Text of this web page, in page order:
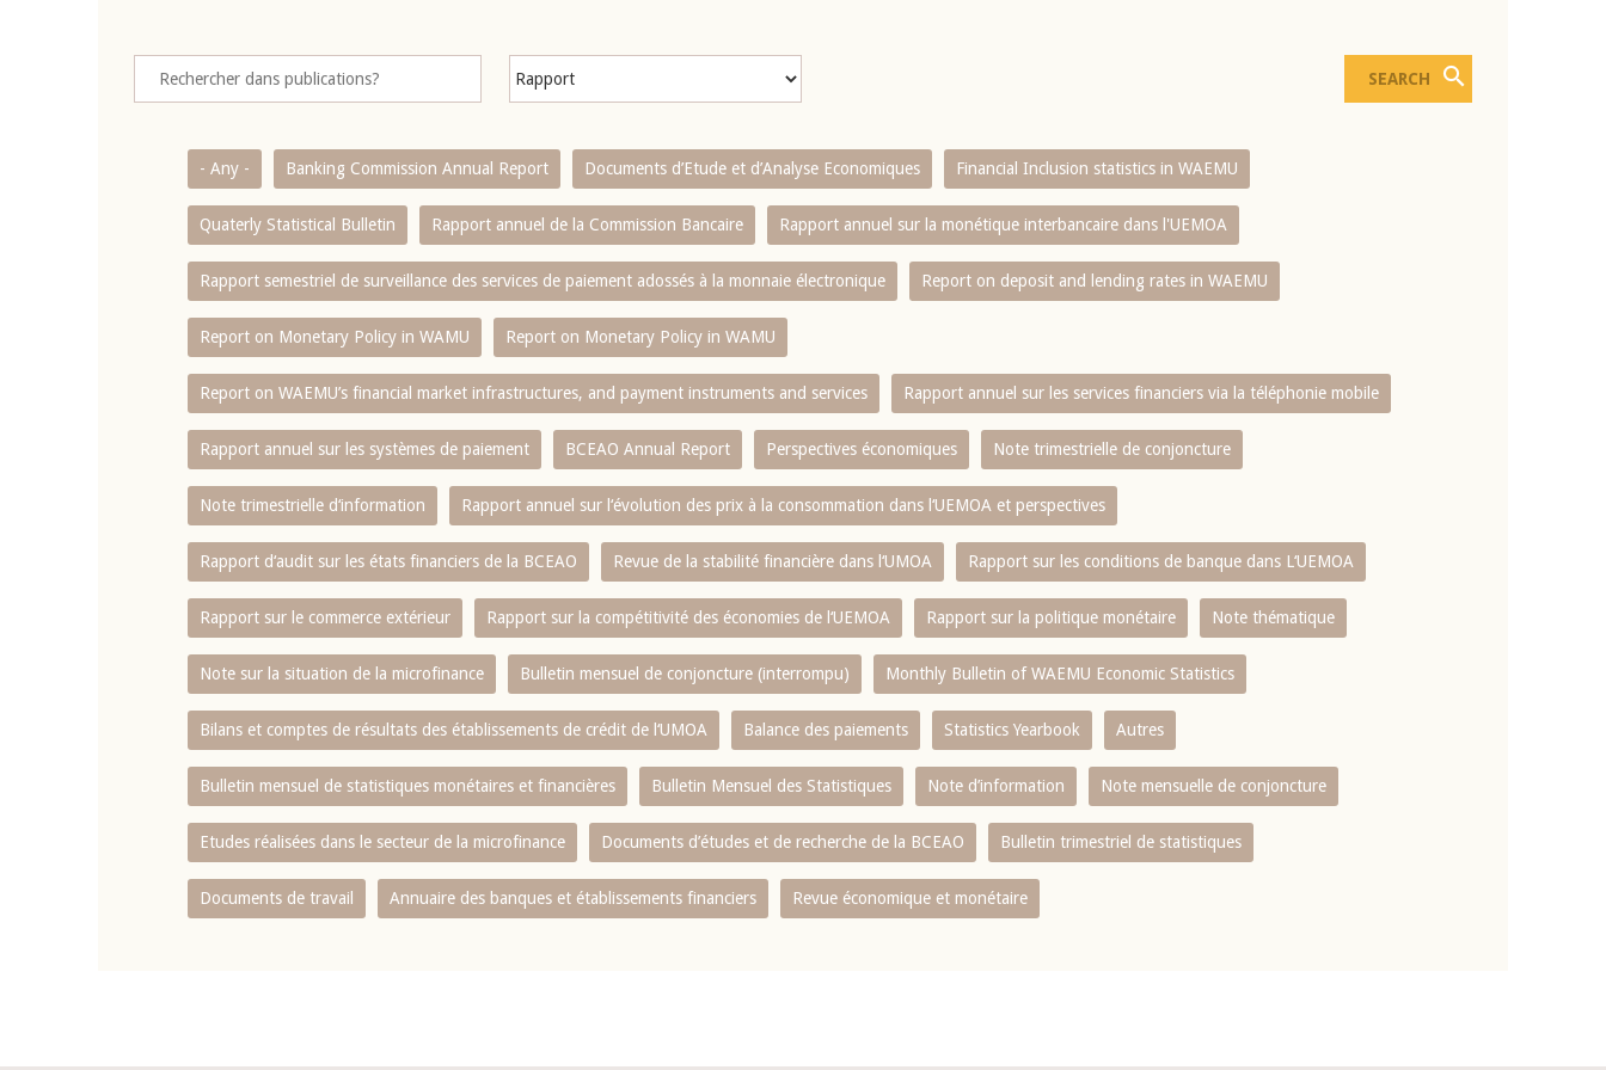
- Any - Banking Commission Annual Report Documents d’Etude et d’Analyse Economiques Financial Inclusion statistics in WAEMU
Quaterly Statistical Bulletin Rapport annuel de la Commission Bancaire Rapport annuel sur la monétique interbancaire dans l'UEMOA
Rapport semestriel de surveillance des services de paiement adossés à la monnaie électronique Report on deposit and lending rates in WAEMU
Report on Monetary Policy in WAMU Report on Monetary Policy in WAMU
Report on WAEMU’s financial market infrastructures, and payment instruments and services Rapport annuel sur les services financiers via la téléphonie mobile
Rapport annuel sur les systèmes de paiement BCEAO Annual Report Perspectives économiques Note trimestrielle de conjoncture
Note trimestrielle d‘information Rapport annuel sur l‘évolution des prix à la consommation dans l‘UEMOA et perspectives
Rapport d‘audit sur les états financiers de la BCEAO Revue de la stabilité financière dans l‘UMOA Rapport sur les conditions de banque dans L‘UEMOA
Rapport sur le commerce extérieur Rapport sur la compétitivité des économies de l‘UEMOA Rapport sur la politique monétaire Note thématique
Note sur la situation de la microfinance Bulletin mensuel de conjoncture (interrompu) Monthly Bulletin of WAEMU Economic Statistics
Bilans et comptes de résultats des établissements de crédit de l‘UMOA Balance des paiements Statistics Yearbook Autres
Bulletin mensuel de statistiques monétaires et financières Bulletin Mensuel des Statistiques Note d’information Note mensuelle de conjoncture
Etudes réalisées dans le secteur de la microfinance Documents d’études et de recherche de la BCEAO Bulletin trimestriel de statistiques
Documents de travail Annuaire des banques et établissements financiers Revue économique et monétaire